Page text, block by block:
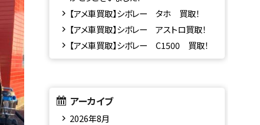
【アメ車買取】シボレー タホ 買取！
【アメ車買取】シボレー アストロ買取！
【アメ車買取】シボレー C1500 買取！
アーカイブ
2026年8月